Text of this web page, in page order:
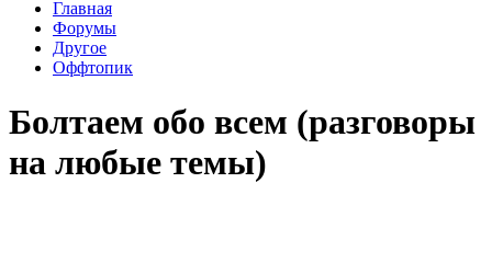
Главная
Форумы
Другое
Оффтопик
Болтаем обо всем (разговоры
на любые темы)